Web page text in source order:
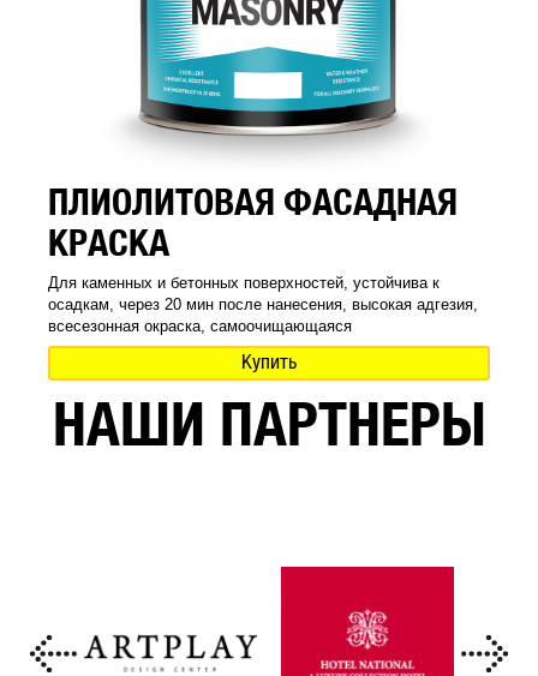
ПЛИОЛИТОВАЯ ФАСАДНАЯ
КРАСКА
Для каменных и бетонных поверхностей, устойчива к
осадкам, через 20 мин после нанесения, высокая адгезия,
всесезонная окраска, самоочищающаяся
Купить
НАШИ ПАРТНЕРЫ